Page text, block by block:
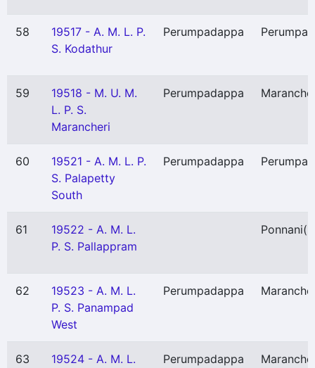
58
19517 - A. M. L. P.
S. Kodathur
Perumpadappa
59
19518 - M. U. M.
L. P. S.
Marancheri
Perumpadappa
60
19521 - A. M. L. P.
S. Palapetty
South
Perumpadappa
61
19522 - A. M. L.
P. S. Pallappram
Ponnani
62
19523 - A. M. L.
P. S. Panampad
West
Perumpadappa
63
19524 - A. M. L.
Perumpadappa